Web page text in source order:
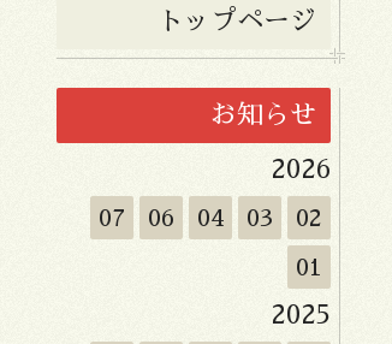
トップページ
お知らせ
2026
07 06 04 03 02
01
2025